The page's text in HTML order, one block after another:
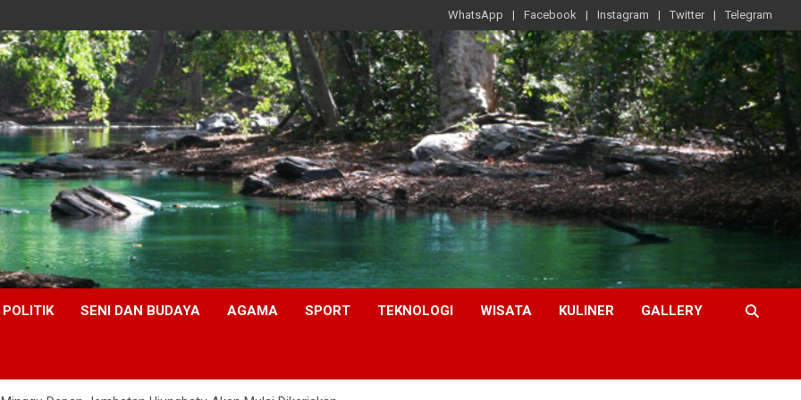
WhatsApp Facebook Instagram Twitter Telegram
POLITIK SENI DAN BUDAYA AGAMA SPORT TEKNOLOGI WISATA KULINER GALLERY